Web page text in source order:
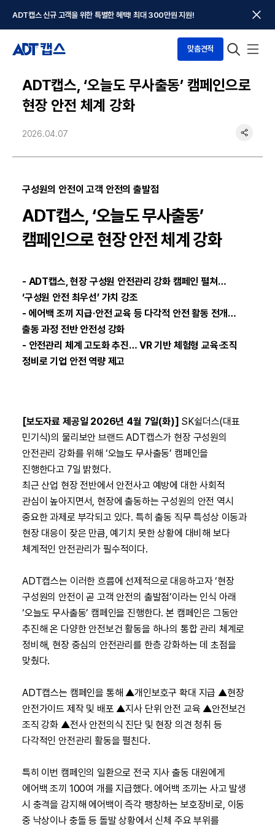
ADT캡스 신규 고객을 위한 특별한 혜택! 최대 300만원 지원!
맞춤견적
ADT캡스, ‘오늘도 무사출동’ 캠페인으로
현장 안전 체계 강화
2026.04.07
구성원의 안전이 고객 안전의 출발점
ADT캡스, ‘오늘도 무사출동’
캠페인으로 현장 안전 체계 강화
- ADT캡스, 현장 구성원 안전관리 강화 캠페인 펼쳐…
‘구성원 안전 최우선’ 가치 강조
- 에어백 조끼 지급·안전 교육 등 다각적 안전 활동 전개…
출동 과정 전반 안전성 강화
- 안전관리 체계 고도화 추진… VR 기반 체험형 교육·조직
정비로 기업 안전 역량 제고
[보도자료 제공일 2026년 4월 7일(화)] SK쉴더스(대표
민기식)의 물리보안 브랜드 ADT캡스가 현장 구성원의
안전관리 강화를 위해 ‘오늘도 무사출동’ 캠페인을
진행한다고 7일 밝혔다.
최근 산업 현장 전반에서 안전사고 예방에 대한 사회적
관심이 높아지면서, 현장에 출동하는 구성원의 안전 역시
중요한 과제로 부각되고 있다. 특히 출동 직무 특성상 이동과
현장 대응이 잦은 만큼, 예기치 못한 상황에 대비해 보다
체계적인 안전관리가 필수적이다.
ADT캡스는 이러한 흐름에 선제적으로 대응하고자 ‘현장
구성원의 안전이 곧 고객 안전의 출발점’이라는 인식 아래
‘오늘도 무사출동’ 캠페인을 진행한다. 본 캠페인은 그동안
추진해 온 다양한 안전보건 활동을 하나의 통합 관리 체계로
정비해, 현장 중심의 안전관리를 한층 강화하는 데 초점을
맞췄다.
ADT캡스는 캠페인을 통해 ▲개인보호구 확대 지급 ▲현장
안전가이드 제작 및 배포 ▲지사 단위 안전 교육 ▲안전보건
조직 강화 ▲전사 안전의식 진단 및 현장 의견 청취 등
다각적인 안전관리 활동을 펼친다.
특히 이번 캠페인의 일환으로 전국 지사 출동 대원에게
에어백 조끼 100여 개를 지급했다. 에어백 조끼는 사고 발생
시 충격을 감지해 에어백이 즉각 팽창하는 보호장비로, 이동
중 낙상이나 충돌 등 돌발 상황에서 신체 주요 부위를